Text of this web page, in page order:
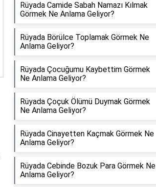
Rüyada Camide Sabah Namazı Kılmak
Görmek Ne Anlama Geliyor?
Rüyada Börülce Toplamak Görmek Ne
Anlama Geliyor?
Rüyada Çocuğumu Kaybettim Görmek
Ne Anlama Geliyor?
Rüyada Çoçuk Ölümü Duymak Görmek
Ne Anlama Geliyor?
Rüyada Cinayetten Kaçmak Görmek Ne
Anlama Geliyor?
Rüyada Cebinde Bozuk Para Görmek Ne
Anlama Geliyor?